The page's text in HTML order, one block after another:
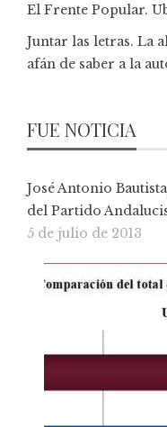
El Frente Popular.
Juntar las letras. La
afán de saber a la
FUE NOTICIA
José Antonio
del Partido
5 de julio de 2013